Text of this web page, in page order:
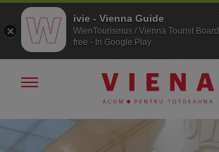
Către
navigare
Către
texte
Arată/ascunde
ivie - Vienna Guide
WienTourismus / Vienna Tourist Board
free - In Google Play